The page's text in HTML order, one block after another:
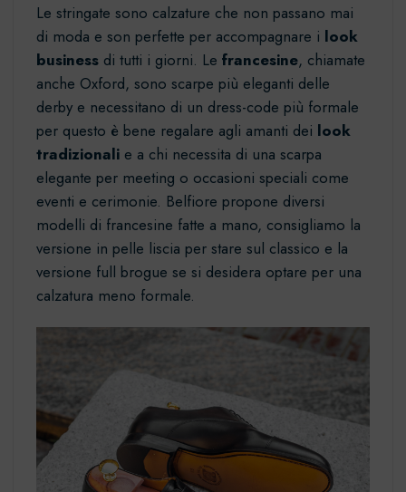
Le stringate sono calzature che non passano mai
di moda e son perfette per accompagnare i look
business di tutti i giorni. Lefrancesine, chiamate
anche Oxford, sono scarpe più eleganti delle
derby e necessitano di un dress-code più formale
per questo è bene regalare agli amanti dei look
tradizionali e a chi necessita di una scarpa
elegante per meeting o occasioni speciali come
eventi e cerimonie. Belfiore propone diversi
modelli di francesine fatte a mano, consigliamo la
versione in pelle liscia per stare sul classico e la
versione full brogue se si desidera optare per una
calzatura meno formale.